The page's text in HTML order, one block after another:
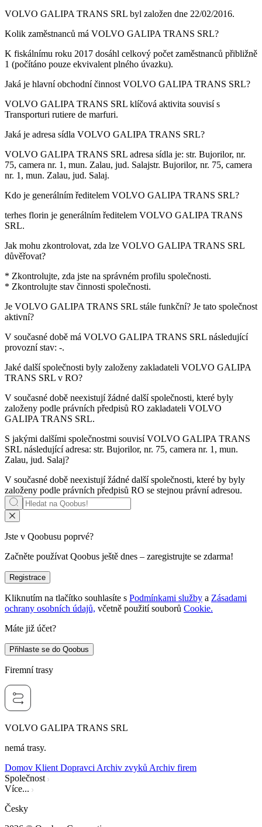
VOLVO GALIPA TRANS SRL byl založen dne 22/02/2016.
Kolik zaměstnanců má VOLVO GALIPA TRANS SRL?
K fiskálnímu roku 2017 dosáhl celkový počet zaměstnanců přibližně
1 (počítáno pouze ekvivalent plného úvazku).
Jaká je hlavní obchodní činnost VOLVO GALIPA TRANS SRL?
VOLVO GALIPA TRANS SRL klíčová aktivita souvisí s
Transporturi rutiere de marfuri.
Jaká je adresa sídla VOLVO GALIPA TRANS SRL?
VOLVO GALIPA TRANS SRL adresa sídla je: str. Bujorilor, nr.
75, camera nr. 1, mun. Zalau, jud. Salajstr. Bujorilor, nr. 75, camera
nr. 1, mun. Zalau, jud. Salaj.
Kdo je generálním ředitelem VOLVO GALIPA TRANS SRL?
terhes florin je generálním ředitelem VOLVO GALIPA TRANS
SRL.
Jak mohu zkontrolovat, zda lze VOLVO GALIPA TRANS SRL
důvěřovat?
* Zkontrolujte, zda jste na správném profilu společnosti.
* Zkontrolujte stav činnosti společnosti.
Je VOLVO GALIPA TRANS SRL stále funkční? Je tato společnost
aktivní?
V současné době má VOLVO GALIPA TRANS SRL následující
provozní stav: -.
Jaké další společnosti byly založeny zakladateli VOLVO GALIPA
TRANS SRL v RO?
V současné době neexistují žádné další společnosti, které byly
založeny podle právních předpisů RO zakladateli VOLVO
GALIPA TRANS SRL.
S jakými dalšími společnostmi souvisíVOLVO GALIPA TRANS
SRL následující adresa: str. Bujorilor, nr. 75, camera nr. 1, mun.
Zalau, jud. Salaj?
V současné době neexistují žádné další společnosti, které by byly
založeny podle právních předpisů RO se stejnou právní adresou.
Jste v Qoobusu poprvé?
Začněte používat Qoobus ještě dnes – zaregistrujte se zdarma!
Registrace
Kliknutím na tlačítko souhlasíte s Podmínkami služby a Zásadami
ochrany osobních údajů, včetně použití souborů Cookie.
Máte již účet?
Přihlaste se do Qoobus
Firemní trasy
VOLVO GALIPA TRANS SRL
nemá trasy.
Domov Klient Dopravci Archiv zvyků Archiv firem
Společnost
Více...
Česky